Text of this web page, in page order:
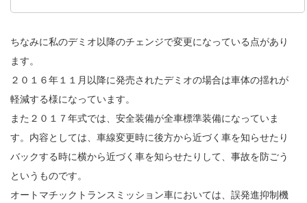
ちなみに私のデミオ以降のチェンジで変更になっている点があり
ます。
２０１６年１１月以降に発売されたデミオの場合は車体の揺れが
軽減する様になっています。
また２０１７年式では、安全装備が全車標準装備になっていま
す。内容としては、車線変更時に後方から近づく車を知らせたり
バックする時に横から近づく車を知らせたりして、事故を防ごう
というものです。
オートマチックトランスミッション車においては、誤発進抑制機